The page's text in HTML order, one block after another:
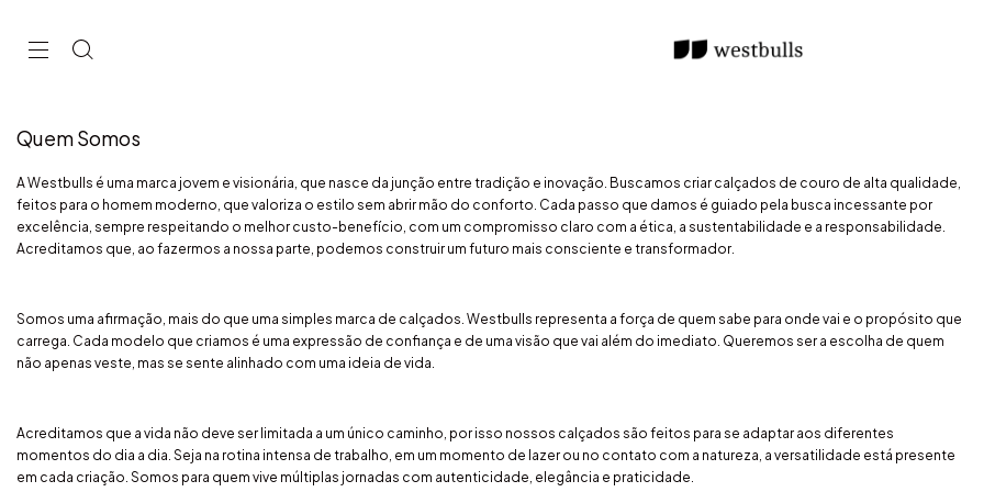
Quem Somos
A Westbulls é uma marca jovem e visionária, que nasce da junção entre tradição e inovação. Buscamos criar calçados de couro de alta qualidade,
feitos para o homem moderno, que valoriza o estilo sem abrir mão do conforto. Cada passo que damos é guiado pela busca incessante por
excelência, sempre respeitando o melhor custo-benefício, com um compromisso claro com a ética, a sustentabilidade e a responsabilidade.
Acreditamos que, ao fazermos a nossa parte, podemos construir um futuro mais consciente e transformador.
Somos uma afirmação, mais do que uma simples marca de calçados. Westbulls representa a força de quem sabe para onde vai e o propósito que
carrega. Cada modelo que criamos é uma expressão de confiança e de uma visão que vai além do imediato. Queremos ser a escolha de quem
não apenas veste, mas se sente alinhado com uma ideia de vida.
Acreditamos que a vida não deve ser limitada a um único caminho, por isso nossos calçados são feitos para se adaptar aos diferentes
momentos do dia a dia. Seja na rotina intensa de trabalho, em um momento de lazer ou no contato com a natureza, a versatilidade está presente
em cada criação. Somos para quem vive múltiplas jornadas com autenticidade, elegância e praticidade.